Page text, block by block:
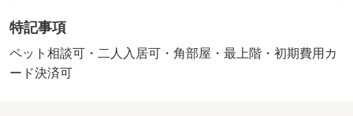
特記事項
ペット相談可・二人入居可・角部屋・最上階・初期費用カ
ード決済可